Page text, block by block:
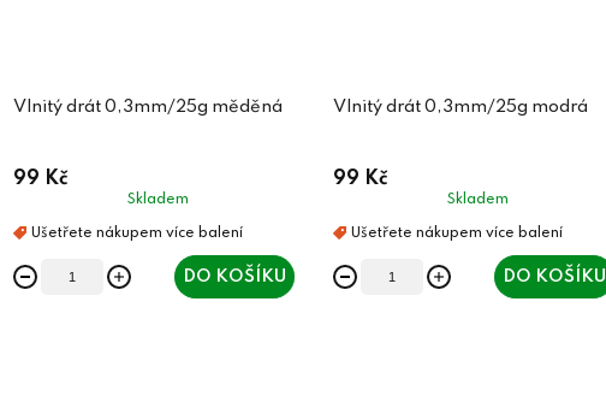
Vlnitý drát 0,3mm/25g měděná
99 Kč
Skladem
DO KOŠÍKU
Vlnitý drát 0,3mm/25g modrá
99 Kč
Skladem
DO KOŠÍKU